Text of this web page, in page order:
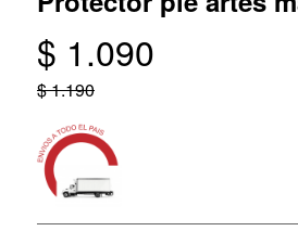
$ 1.090
$ 1.190